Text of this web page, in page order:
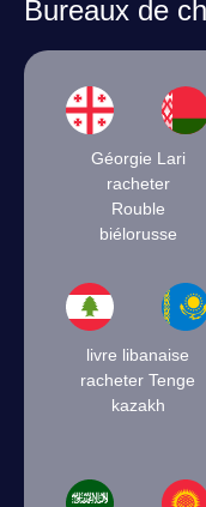
Bureaux de
Géorgie Lari
racheter
Rouble
biélorusse
livre libanaise
racheter Tenge
kazakh